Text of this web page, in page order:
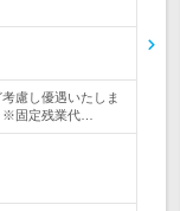
慮し優遇いたしま
※固定残業代…